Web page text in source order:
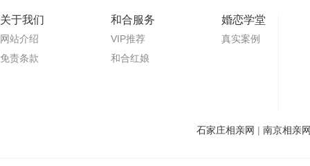
关于我们
网站介绍
免责条款
和合服务
VIP推荐
和合红娘
婚恋学堂
真实案例
石家庄相亲网 | 南京相亲